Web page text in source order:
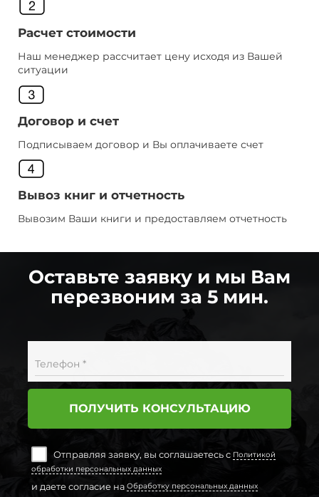
Расчет стоимости
Наш менеджер рассчитает цену исходя из Вашей
ситуации
Договор и счет
Подписываем договор и Вы оплачиваете счет
Вывоз книг и отчетность
Вывозим Ваши книги и предоставляем отчетность
Оставьте заявку и мы Вам
перезвоним за 5 мин.
Телефон *
ПОЛУЧИТЬ КОНСУЛЬТАЦИЮ
Отправляя заявку, вы соглашаетесь с Политикой
обработки персональных данных
и даете согласие на Обработку персональных данных